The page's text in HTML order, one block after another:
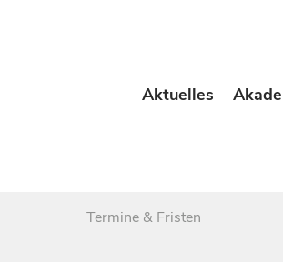
Aktuelles
Termine & Fristen